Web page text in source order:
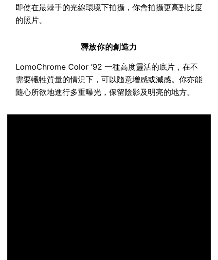
即使在最棘手的光線環境下拍攝，你會拍攝更高對比度
的照片。
釋放你的創造力
LomoChrome Color ’92 一種高度靈活的底片，在不
需要犧牲質量的情況下，可以隨意增感或減感。你亦能
隨心所欲地進行多重曝光，保留陰影及明亮的地方。